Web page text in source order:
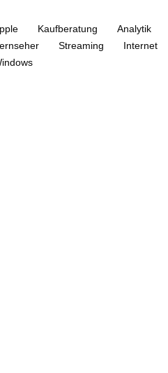
Kaufberatung
Analytik
Streaming
Internet